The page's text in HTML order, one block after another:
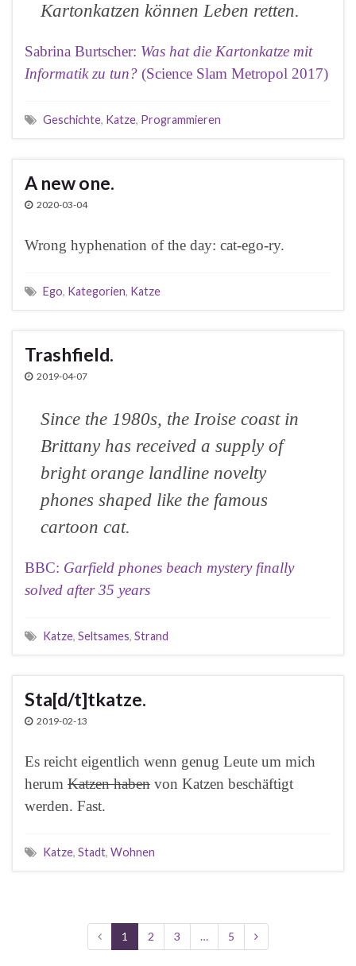
Kartonkatzen können Leben retten.
Sabrina Burtscher: Was hat die Kartonkatze mit
Informatik zu tun? (Science Slam Metropol 2017)
Geschichte, Katze, Programmieren
A new one.
2020-03-04
Wrong hyphenation of the day: cat-ego-ry.
Ego, Kategorien, Katze
Trashfield.
2019-04-07
Since the 1980s, the Iroise coast in
Brittany has received a supply of
bright orange landline novelty
phones shaped like the famous
cartoon cat.
BBC: Garfield phones beach mystery finally
solved after 35 years
Katze, Seltsames, Strand
Sta[d/t]tkatze.
2019-02-13
Es reicht eigentlich wenn genug Leute um mich
herum Katzen haben von Katzen beschäftigt
werden. Fast.
Katze, Stadt, Wohnen
1 2 3 … 5